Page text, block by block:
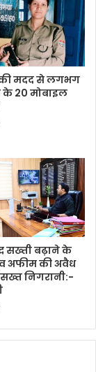
की मदद से लगभग
के 20 मोबाइल
सख्ती बढ़ाने के
व अफीम की अवैध
निगरानी:-